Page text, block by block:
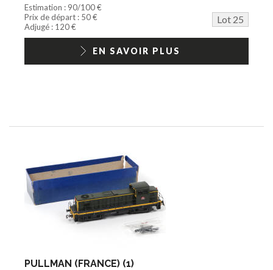
Estimation : 90/100 €
Prix de départ : 50 €
Lot 25
Adjugé : 120 €
EN SAVOIR PLUS
PULLMAN (FRANCE) (1)